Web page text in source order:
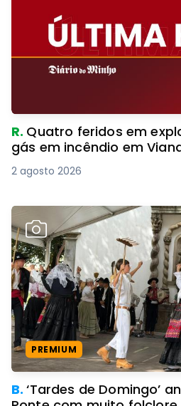
R. Quatro feridos em
gás em incêndio em
2 agosto 2026
PREMIUM
B.‘Tardes de Domingo’